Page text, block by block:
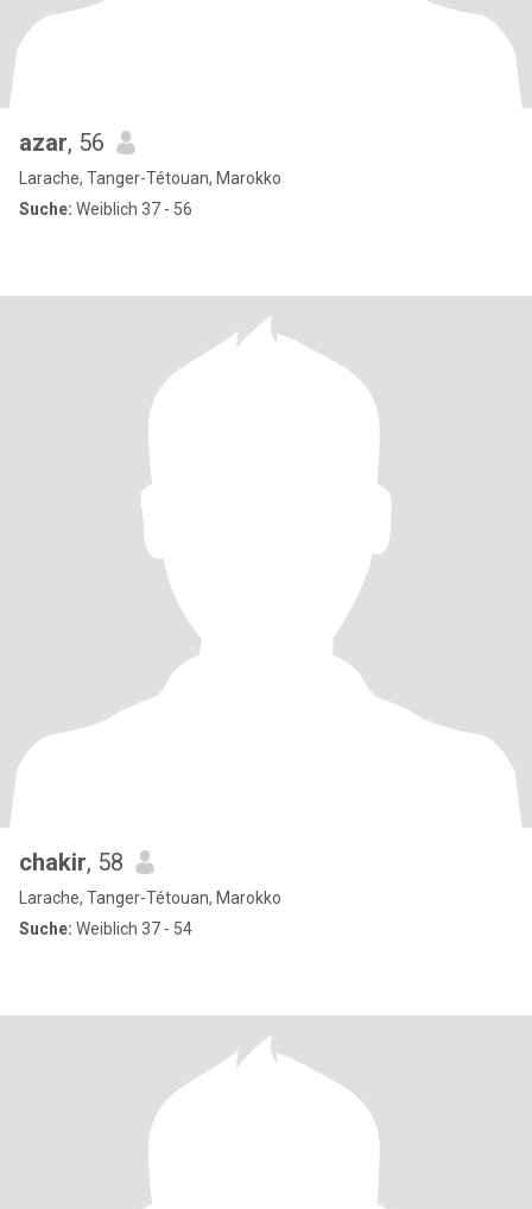
azar, 56
Larache, Tanger-Tétouan, Marokko
Suche: Weiblich 37 - 56
chakir, 58
Larache, Tanger-Tétouan, Marokko
Suche: Weiblich 37 - 54